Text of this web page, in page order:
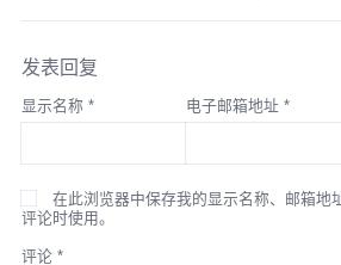
发表回复
显示名称 * 电子邮箱地址 *
在此浏览器中保存我的显示名称、邮箱地
评论时使用。
评论 *